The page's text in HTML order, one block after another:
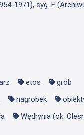
1971), syg. F
etos
grób
nagrobek
Wędrynia (ok.